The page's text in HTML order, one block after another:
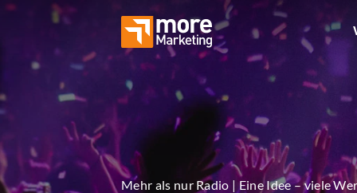
Mehr als nur Radio | Eine Idee – viele